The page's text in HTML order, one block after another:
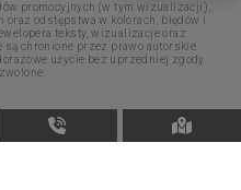
promocyjnych (w tym wizualizacji),
odstępstwa w kolorach, błędów i
teksty, wizualizacje oraz
są chronione przez prawo autorskie.
użycie bez uprzedniej zgody